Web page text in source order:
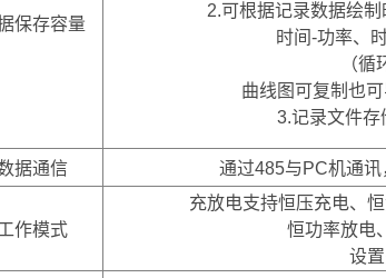
保存容量
2.可根据记录数据绘
时间-功率、
（
曲线图可复制也
3.记录文件存
据通信 通过485与PC机通
作模式
充放电支持恒压充电、
恒功率放电
设